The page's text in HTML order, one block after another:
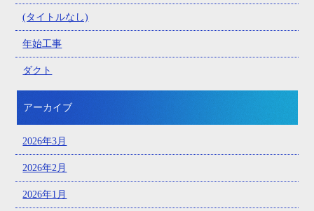
(タイトルなし)
年始工事
ダクト
アーカイブ
2026年3月
2026年2月
2026年1月